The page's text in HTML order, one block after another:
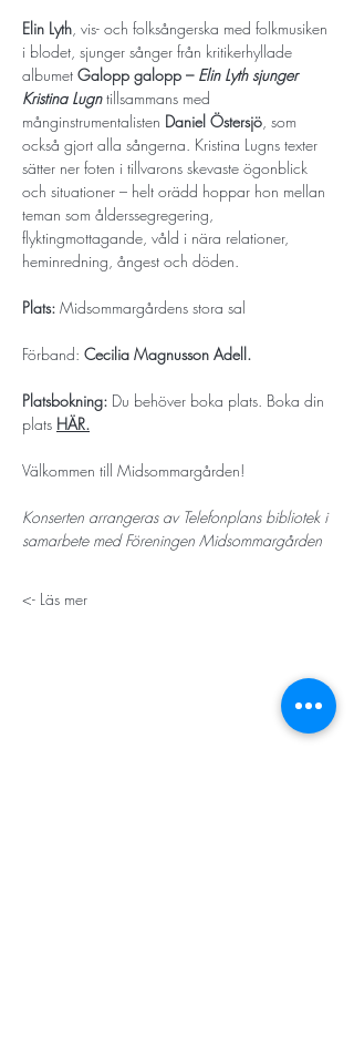
Elin Lyth, vis- och folksångerska med folkmusiken
i blodet, sjunger sånger från kritikerhyllade
albumet Galopp galopp – Elin Lyth sjunger
Kristina Lugn tillsammans med
månginstrumentalisten Daniel Östersjö, som
också gjort alla sångerna. Kristina Lugns texter
sätter ner foten i tillvarons skevaste ögonblick
och situationer – helt orädd hoppar hon mellan
teman som ålderssegregering,
flyktingmottagande, våld i nära relationer,
heminredning, ångest och döden.
Plats: Midsommargårdens stora sal
Förband: Cecilia Magnusson Adell.
Platsbokning: Du behöver boka plats. Boka din
plats HÄR.
Välkommen till Midsommargården!
Konserten arrangeras av Telefonplans bibliotek i
samarbete med Föreningen Midsommargården
Läs mer ->